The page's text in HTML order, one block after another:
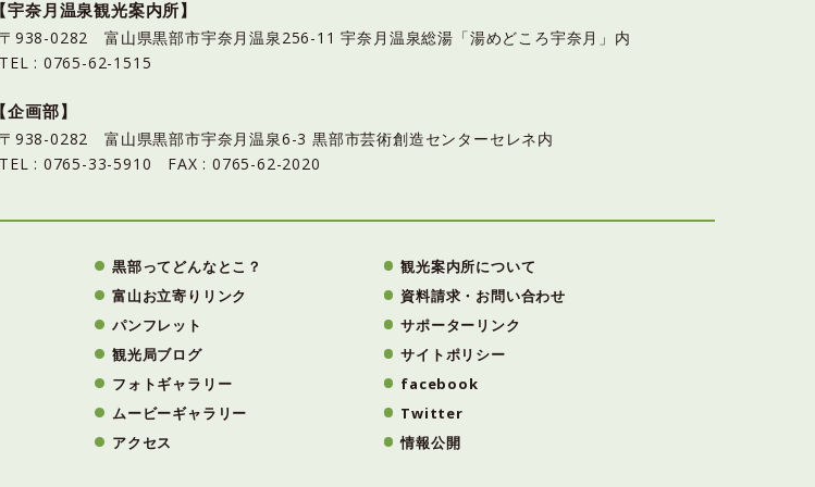
【宇奈月温泉観光案内所】
〒938-0282 富山県黒部市宇奈月温泉256-11 宇奈月温泉総湯「湯めどころ宇奈月」内
TEL : 0765-62-1515
【企画部】
〒938-0282 富山県黒部市宇奈月温泉6-3 黒部市芸術創造センターセレネ内
TEL : 0765-33-5910 FAX : 0765-62-2020
黒部ってどんなとこ？
富山お立寄りリンク
パンフレット
観光局ブログ
フォトギャラリー
ムービーギャラリー
アクセス
観光案内所について
資料請求・お問い合わせ
サポーターリンク
サイトポリシー
facebook
Twitter
情報公開